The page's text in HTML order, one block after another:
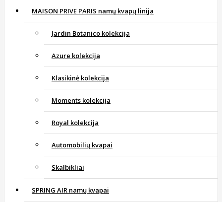
MAISON PRIVE PARIS namų kvapų linija
Jardin Botanico kolekcija
Azure kolekcija
Klasikinė kolekcija
Moments kolekcija
Royal kolekcija
Automobilių kvapai
Skalbikliai
SPRING AIR namų kvapai